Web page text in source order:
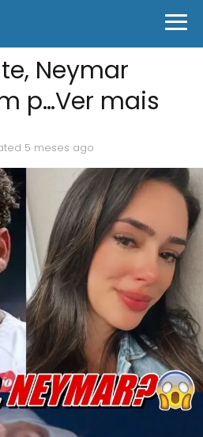
Neymar
p…Ver mais
5 meses ago